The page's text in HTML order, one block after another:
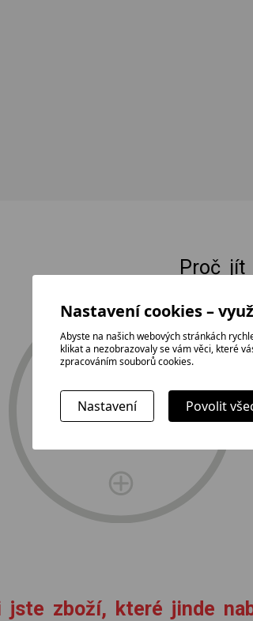
Proč jít
tradice,
rodinná firma
zařízení E-shop Elektro
jste zboží, které jinde
Nastavení cookies –
Abyste na našich webových stránkách
klikat a nezobrazovaly se vám věci, které
zpracováním souborů cookies.
Nastavení Povolit